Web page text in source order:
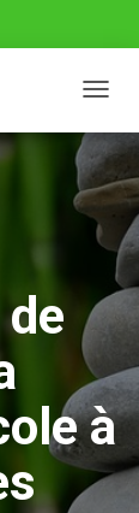
É
P
E
R
I
G
A
I
à